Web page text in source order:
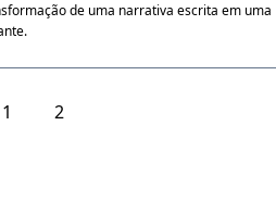
de uma narrativa escrita em uma
1 2